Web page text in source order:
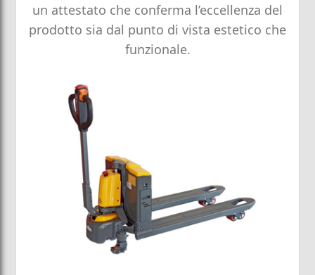
un attestato che conferma l’eccellenza del
prodotto sia dal punto di vista estetico che
funzionale.